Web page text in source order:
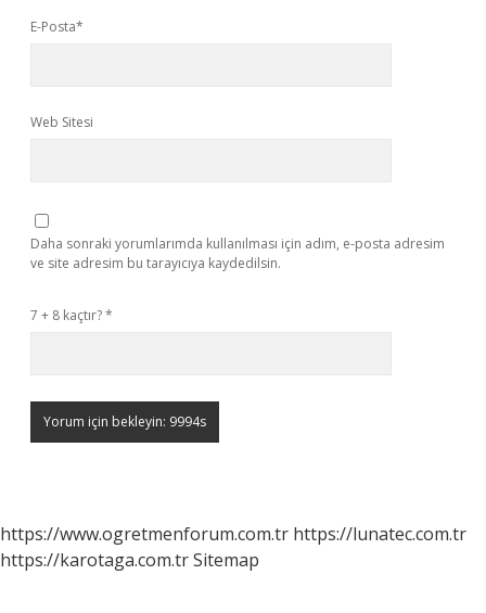
E-Posta*
Web Sitesi
Daha sonraki yorumlarımda kullanılması için adım, e-posta adresim
ve site adresim bu tarayıcıya kaydedilsin.
7 + 8 kaçtır?*
https://www.ogretmenforum.com.tr https://lunatec.com.tr
https://karotaga.com.trSitemap